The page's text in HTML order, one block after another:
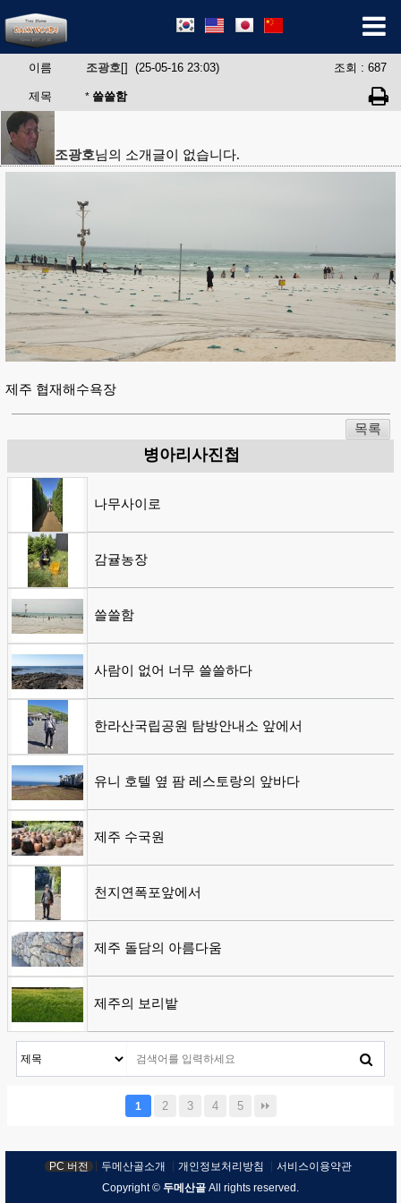
이름 조광호[] (25-05-16 23:03) 조회 : 687
제목 * 쓸쓸함
조광호님의 소개글이 없습니다.
제주 협재해수욕장
목록
병아리사진첩
나무사이로
감귤농장
쓸쓸함
사람이 없어 너무 쓸쓸하다
한라산국립공원 탐방안내소 앞에서
유니 호텔 옆 팜 레스토랑의 앞바다
제주 수국원
천지연폭포앞에서
제주 돌담의 아름다움
제주의 보리밭
1 2 3 4 5
PC 버전 두메산골소개 개인정보처리방침
서비스이용약관
Copyright © 두메산골 All rights reserved.